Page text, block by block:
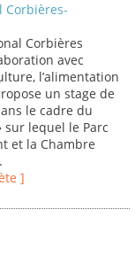
Corbières-
Corbières
avec
l’alimentation
un stage de
le cadre du
sur lequel le Parc
et la Chambre
]